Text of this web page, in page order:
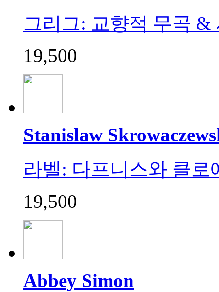
그리그: 교향적 무곡 &
19,500
Stanislaw
라벨: 다프니스와 클로
19,500
Abbey Simon